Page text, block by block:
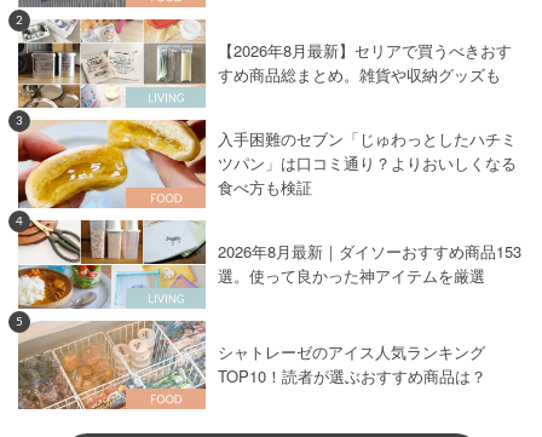
2
【2026年8月最新】セリアで買うべきおす
すめ商品総まとめ。雑貨や収納グッズも
3
入手困難のセブン「じゅわっとしたハチミ
ツパン」は口コミ通り？よりおいしくなる
食べ方も検証
4
2026年8月最新｜ダイソーおすすめ商品153
選。使って良かった神アイテムを厳選
5
シャトレーゼのアイス人気ランキング
TOP10！読者が選ぶおすすめ商品は？